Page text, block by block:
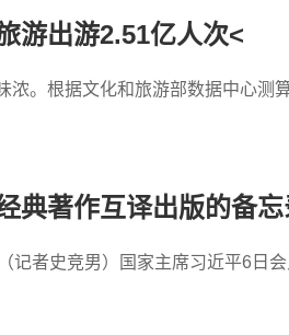
游出游2.51亿人次<
浓。根据文化和旅游部数据中心测
典著作互译出版的备
记者史竞男）国家主席习近平6日